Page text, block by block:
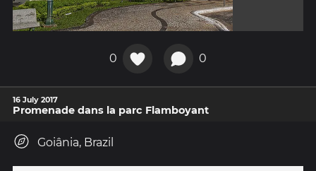
0 0
16 July 2017
Promenade dans la parc Flamboyant
Goiânia, Brazil